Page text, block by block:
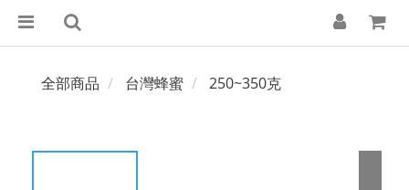
全部商品 台灣蜂蜜 250~350克